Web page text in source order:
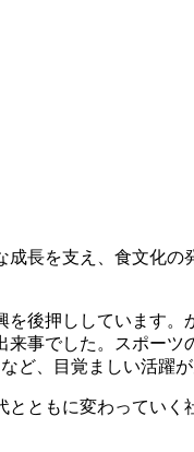
長を支え、食文化
後押ししています
事でした。スポーツ
ど、目覚ましい活躍が
ともに変わってい